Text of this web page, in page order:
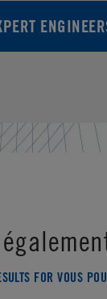
FOR VOUS